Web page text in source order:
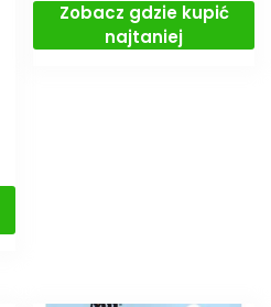
Zobacz gdzie kupić
najtaniej